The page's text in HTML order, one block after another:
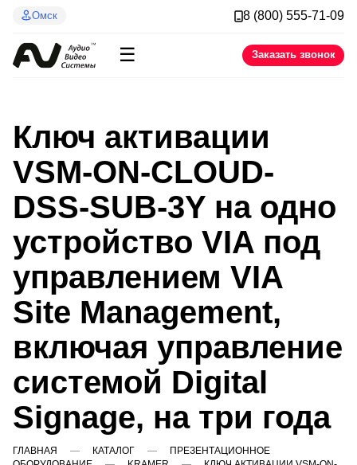
Омск 8 (800) 555-71-09
☰ Заказать звонок
Ключ активации
VSM-ON-CLOUD-
DSS-SUB-3Y на одно
устройство VIA под
управлением VIA
Site Management,
включая управление
системой Digital
Signage, на три года
ГЛАВНАЯ КАТАЛОГ
ПРЕЗЕНТАЦИОННОЕ